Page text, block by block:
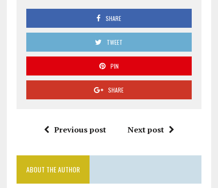
SHARE
TWEET
PIN
SHARE
Previous post Next post
ABOUT THE AUTHOR